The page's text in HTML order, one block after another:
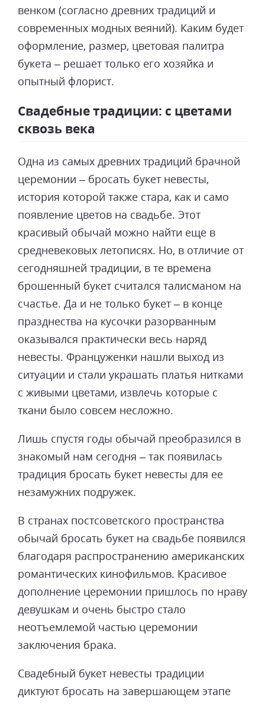
венком (согласно древних традиций и
современных модных веяний). Каким будет
оформление, размер, цветовая палитра
букета – решает только его хозяйка и
опытный флорист.
Свадебные традиции: с цветами
сквозь века
Одна из самых древних традиций брачной
церемонии – бросать букет невесты,
история которой также стара, как и само
появление цветов на свадьбе. Этот
красивый обычай можно найти еще в
средневековых летописях. Но, в отличие от
сегодняшней традиции, в те времена
брошенный букет считался талисманом на
счастье. Да и не только букет – в конце
празднества на кусочки разорванным
оказывался практически весь наряд
невесты. Француженки нашли выход из
ситуации и стали украшать платья нитками
с живыми цветами, извлечь которые с
ткани было совсем несложно.
Лишь спустя годы обычай преобразился в
знакомый нам сегодня – так появилась
традиция бросать букет невесты для ее
незамужних подружек.
В странах постсоветского пространства
обычай бросать букет на свадьбе появился
благодаря распространению американских
романтических кинофильмов. Красивое
дополнение церемонии пришлось по нраву
девушкам и очень быстро стало
неотъемлемой частью церемонии
заключения брака.
Свадебный букет невесты традиции
диктуют бросать на завершающем этапе